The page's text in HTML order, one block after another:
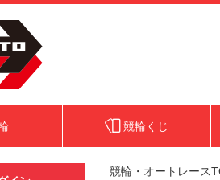
競輪くじ
競輪・オートレース